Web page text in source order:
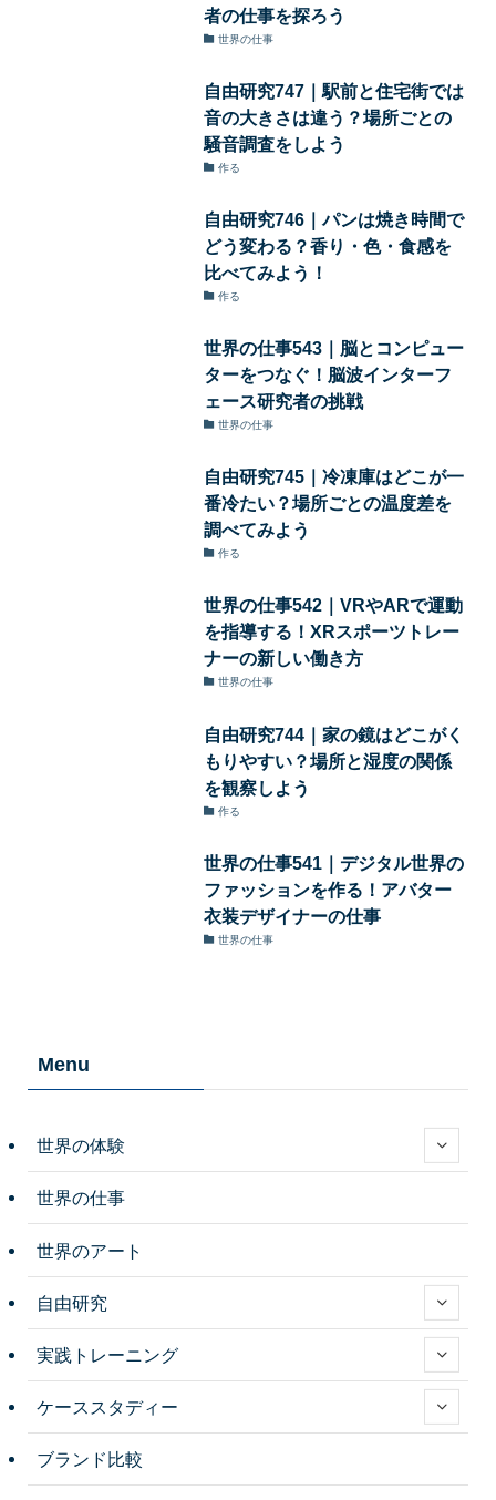
者の仕事を探ろう
世界の仕事
自由研究747｜駅前と住宅街では
音の大きさは違う？場所ごとの
騒音調査をしよう
作る
自由研究746｜パンは焼き時間で
どう変わる？香り・色・食感を
比べてみよう！
作る
世界の仕事543｜脳とコンピュー
ターをつなぐ！脳波インターフ
ェース研究者の挑戦
世界の仕事
自由研究745｜冷凍庫はどこが一
番冷たい？場所ごとの温度差を
調べてみよう
作る
世界の仕事542｜VRやARで運動
を指導する！XRスポーツトレー
ナーの新しい働き方
世界の仕事
自由研究744｜家の鏡はどこがく
もりやすい？場所と湿度の関係
を観察しよう
作る
世界の仕事541｜デジタル世界の
ファッションを作る！アバター
衣装デザイナーの仕事
世界の仕事
Menu
世界の体験
世界の仕事
世界のアート
自由研究
実践トレーニング
ケーススタディー
ブランド比較